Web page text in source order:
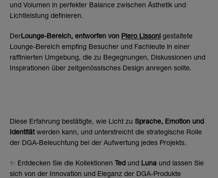
und Volumen in perfekter Balance zwischen Ästhetik und
Lichtleistung definieren.
DerLounge-Bereich, entworfen von Piero Lissoni gestaltete
Lounge-Bereich empfing Besucher und Fachleute in einer
raffinierten Umgebung, die zu Begegnungen, Diskussionen und
Inspirationen über zeitgenössisches Design anregen sollte.
Diese Erfahrung bestätigte, wie Licht zu Sprache, Emotion und
Identitätwerden kann, und unterstreicht die strategische Rolle
der DGA-Beleuchtung bei der Aufwertung jedes Projekts.
✨ Entdecken Sie die Kollektionen Ted und Luna und lassen Sie
sich von der Innovation und Eleganz der DGA-Produkte